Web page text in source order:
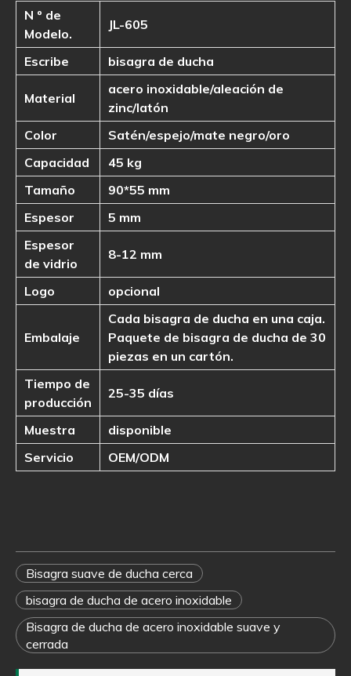
N º de
Modelo.
JL-605
Escribe bisagra de ducha
Material
acero inoxidable/aleación de
zinc/latón
Color
Satén/espejo/mate negro/oro
Capacidad
45 kg
Tamaño
90*55 mm
Espesor
5 mm
Espesor
de vidrio
8-12 mm
Logo opcional
Embalaje
Cada bisagra de ducha en una caja.
Paquete de bisagra de ducha de 30
piezas en un cartón.
Tiempo de
producción
25-35 días
Muestra
disponible
Servicio
OEM/ODM
Bisagra suave de ducha cerca
bisagra de ducha de acero inoxidable
Bisagra de ducha de acero inoxidable suave y
cerrada